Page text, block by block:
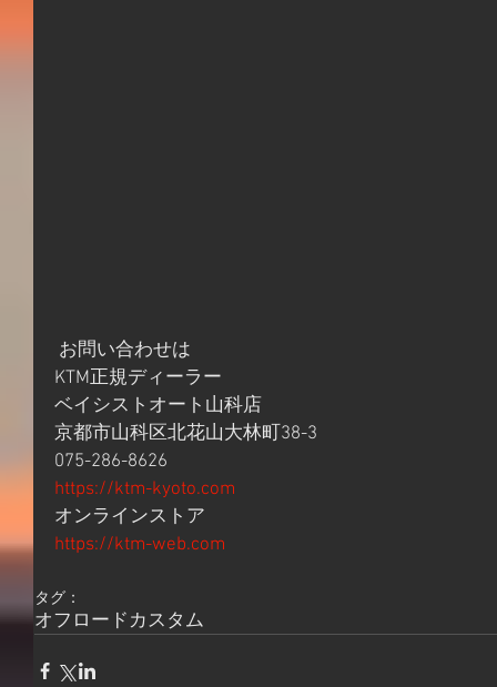
お問い合わせは
KTM正規ディーラー
ベイシストオート山科店
京都市山科区北花山大林町38-3
075-286-8626
https://ktm-kyoto.com
オンラインストア
https://ktm-web.com
タグ：
オフロードカスタム